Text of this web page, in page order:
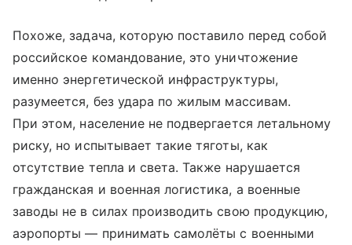
Похоже, задача, которую поставило перед собой
российское командование, это уничтожение
именно энергетической инфраструктуры,
разумеется, без удара по жилым массивам.
При этом, население не подвергается летальному
риску, но испытывает такие тяготы, как
отсутствие тепла и света. Также нарушается
гражданская и военная логистика, а военные
заводы не в силах производить свою продукцию,
аэропорты — принимать самолёты с военными